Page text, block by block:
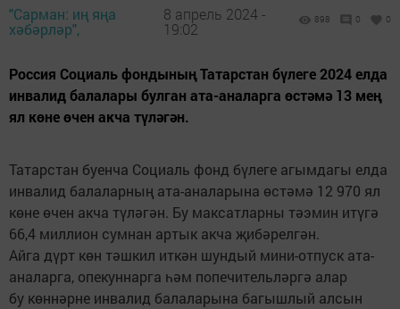
"Сарман: иң яңа
хәбәрләр",
8 апрель 2024 -
19:02
898 0 0
Россия Социаль фондының Татарстан бүлеге 2024 елда
инвалид балалары булган ата-аналарга өстәмә 13 мең
ял көне өчен акча түләгән.
Татарстан буенча Социаль фонд бүлеге агымдагы елда
инвалид балаларның ата-аналарына өстәмә 12 970 ял
көне өчен акча түләгән. Бу максатларны тәэмин итүгә
66,4 миллион сумнан артык акча җибәрелгән.
Айга дүрт көн тәшкил иткән шундый мини-отпуск ата-
аналарга, опекуннарга һәм попечительләргә алар
бу көннәрне инвалид балаларына багышлый алсын